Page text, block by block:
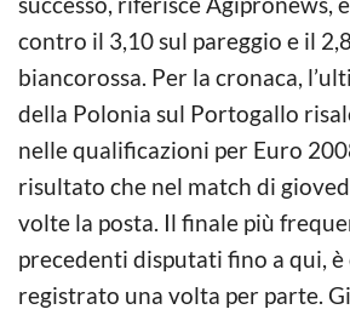
contro il 3,10 sul pareggio e il
biancorossa. Per la cronaca,
della Polonia sul Portogallo
nelle qualificazioni per Euro
risultato che nel match di
volte la posta. Il finale più
precedenti disputati fino a qui,
registrato una volta per parte.